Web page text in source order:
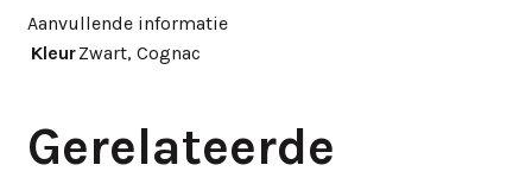
Aanvullende informatie
KleurZwart, Cognac
Gerelateerde